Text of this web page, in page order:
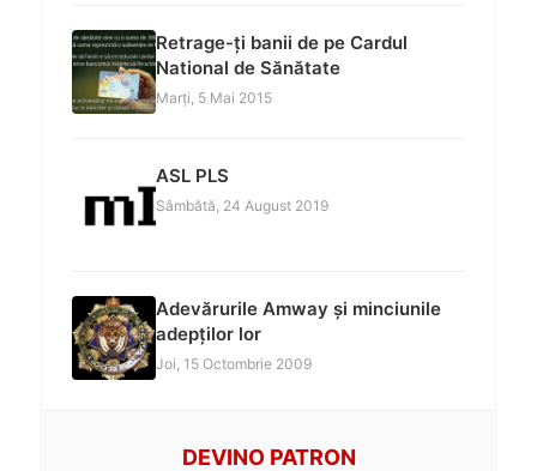
Retrage-ți banii de pe Cardul
National de Sănătate
Marți, 5 Mai 2015
ASL PLS
Sâmbătă, 24 August 2019
Adevărurile Amway și minciunile
adepților lor
Joi, 15 Octombrie 2009
DEVINO PATRON